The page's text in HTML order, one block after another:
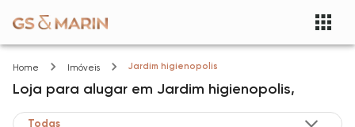
Home Imóveis Jardim higienopolis
Loja para alugar em Jardim higienopolis,